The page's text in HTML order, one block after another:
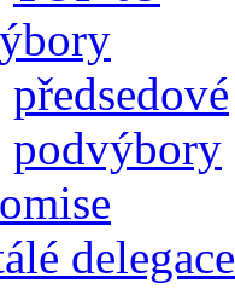
předsedové
podvýbory
delegace